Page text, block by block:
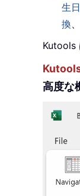
生
換
Kutools
高度な